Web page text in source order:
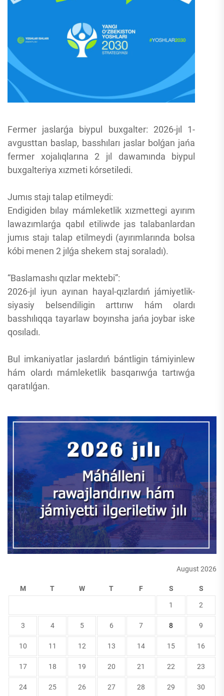
Fermer jaslarǵa biypul buxgalter: 2026-jıl 1-
avgusttan baslap, basshıları jaslar bolǵan jańa
fermer xojalıqlarına 2 jıl dawamında biypul
buxgalteriya xızmeti kórsetiledi.
Jumıs stajı talap etilmeydi:
Endigiden bılay mámleketlik xızmettegi ayırım
lawazımlarǵa qabıl etiliwde jas talabanlardan
jumıs stajı talap etilmeydi (ayırımlarında bolsa
kóbi menen 2 jılǵa shekem staj soraladı).
“Baslamashı qızlar mektebi”:
2026-jıl iyun ayınan hayal-qızlardıń jámiyetlik-
siyasiy belsendiligin arttırıw hám olardı
basshılıqqa tayarlaw boyınsha jańa joybar iske
qosıladı.
Bul imkaniyatlar jaslardıń bántligin támiyinlew
hám olardı mámleketlik basqarıwǵa tartıwǵa
qaratılǵan.
August 2026
M T W T F S S
1 2
3 4 5 6 7 8 9
10 11 12 13 14 15 16
17 18 19 20 21 22 23
24 25 26 27 28 29 30